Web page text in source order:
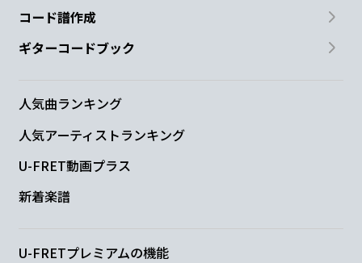
コード譜作成
ギターコードブック
人気曲ランキング
人気アーティストランキング
U-FRET動画プラス
新着楽譜
U-FRETプレミアムの機能